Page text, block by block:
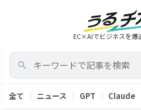
EC×AIでビジネスを爆
全て ニュース GPT Claude